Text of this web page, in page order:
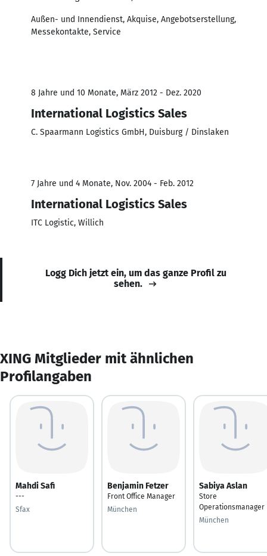
Außen- und Innendienst, Akquise, Angebotserstellung,
Messekontakte, Service
8 Jahre und 10 Monate, März 2012 - Dez. 2020
International Logistics Sales
C. Spaarmann Logistics GmbH, Duisburg / Dinslaken
7 Jahre und 4 Monate, Nov. 2004 - Feb. 2012
International Logistics Sales
ITC Logistic, Willich
Logg Dich jetzt ein, um das ganze Profil zu
sehen.
XING Mitglieder mit ähnlichen
Profilangaben
Mahdi Safi
---
Sfax
Benjamin Fetzer
Front Office Manager
München
Sabiya Aslan
Store
Operationsmanager
München